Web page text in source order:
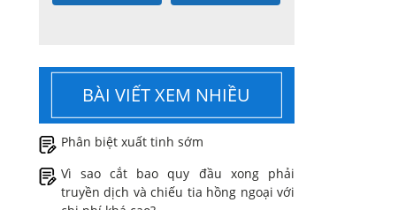
BÀI VIẾT XEM NHIỀU
Phân biệt xuất tinh sớm
Vì sao cắt bao quy đầu xong phải
truyền dịch và chiếu tia hồng ngoại với